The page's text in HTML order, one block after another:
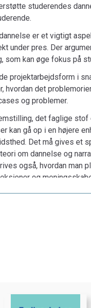
til studerende på de
projektarbejdes
i teori og
studerendes
er et vigtigt
under pres. Der
kan øge fokus på
projektarbejdsform i
det
og problemer.
det faglige
kan gå op i en højere
Det må gives et
om dannelse og
også, hvordan man
og
på disse